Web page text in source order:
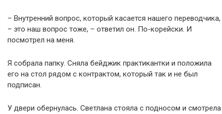
– Внутренний вопрос, который касается нашего переводчика,
– это наш вопрос тоже, – ответил он. По-корейски. И
посмотрел на меня.
Я собрала папку. Сняла бейджик практикантки и положила
его на стол рядом с контрактом, который так и не был
подписан.
У двери обернулась. Светлана стояла с подносом и смотрела